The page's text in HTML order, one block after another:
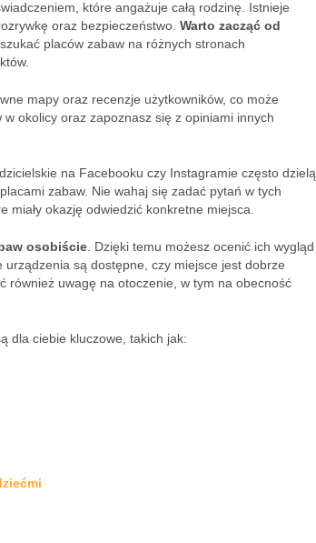
które angażuje całą rodzinę. Istnieje
oraz bezpieczeństwo. Warto zacząć od
placów zabaw na różnych stronach
mapy oraz recenzje użytkowników, co może
okolicy oraz zapoznasz się z opiniami innych
na Facebooku czy Instagramie często dzielą
zabaw. Nie wahaj się zadać pytań w tych
okazję odwiedzić konkretne miejsca.
osobiście . Dzięki temu możesz ocenić ich wygląd
są dostępne, czy miejsce jest dobrze
również uwagę na otoczenie, w tym na obecność
dla ciebie kluczowe, takich jak: